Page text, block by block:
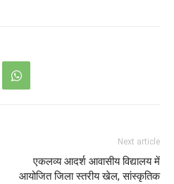
Next article
एकलव्य आदर्श आवासीय विद्यालय में
आयोजित जिला स्तरीय खेल, सांस्कृतिक